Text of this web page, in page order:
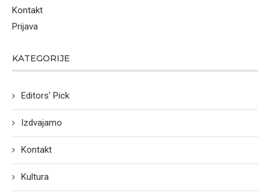
Kontakt
Prijava
KATEGORIJE
Editors' Pick
Izdvajamo
Kontakt
Kultura